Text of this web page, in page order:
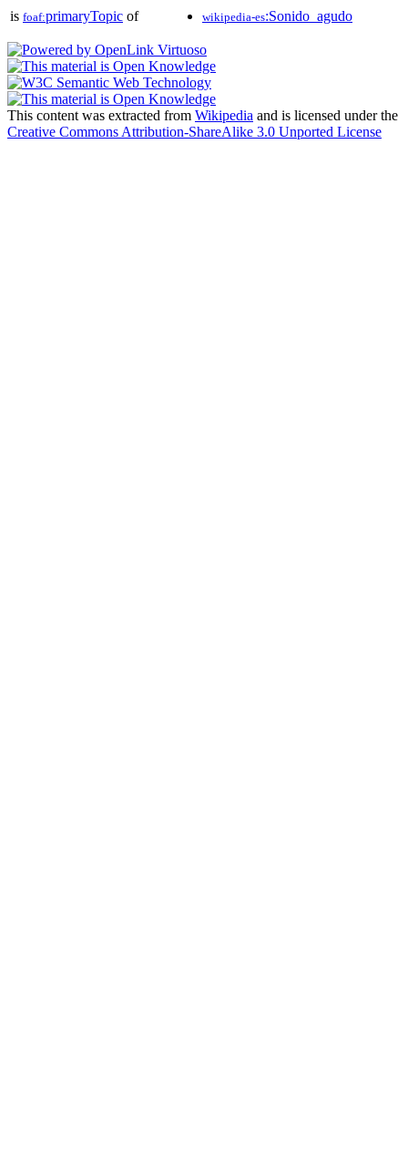
is foaf:primaryTopic of wikipedia-es:Sonido_agudo
This content was extracted from Wikipedia and is licensed under the
Creative Commons Attribution-ShareAlike 3.0 Unported License